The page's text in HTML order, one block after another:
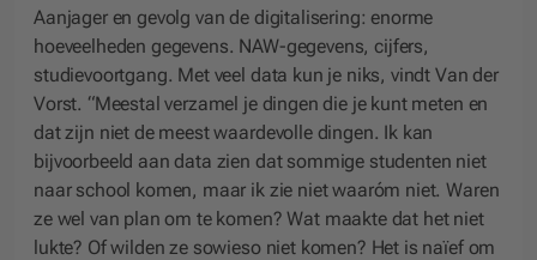
Aanjager en gevolg van de digitalisering: enorme
hoeveelheden gegevens. NAW-gegevens, cijfers,
studievoortgang. Met veel data kun je niks, vindt Van der
Vorst. “Meestal verzamel je dingen die je kunt meten en
dat zijn niet de meest waardevolle dingen. Ik kan
bijvoorbeeld aan data zien dat sommige studenten niet
naar school komen, maar ik zie niet waaróm niet. Waren
ze wel van plan om te komen? Wat maakte dat het niet
lukte? Of wilden ze sowieso niet komen? Het is naïef om